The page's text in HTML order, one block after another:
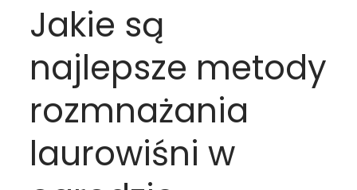
Jakie są
najlepsze metody
rozmnażania
laurowiśni w